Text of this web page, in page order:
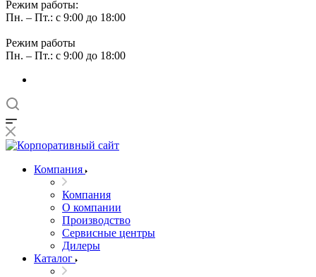
Режим работы:
Пн. – Пт.: с 9:00 до 18:00
Режим работы
Пн. – Пт.: с 9:00 до 18:00
Компания
Компания
О компании
Производство
Сервисные центры
Дилеры
Каталог